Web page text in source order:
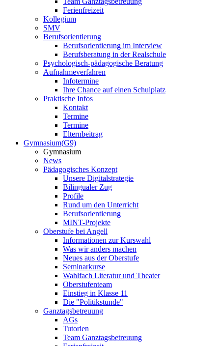
Ferienfreizeit
Kollegium
SMV
Berufsorientierung
Berufsorientierung im Interview
Berufsberatung in der Realschule
Psychologisch-pädagogische Beratung
Aufnahmeverfahren
Infotermine
Ihre Chance auf einen Schulplatz
Praktische Infos
Kontakt
Termine
Termine
Elternbeitrag
Gymnasium(G9)
Gymnasium
News
Pädagogisches Konzept
Unsere Digitalstrategie
Bilingualer Zug
Profile
Rund um den Unterricht
Berufsorientierung
MINT-Projekte
Oberstufe bei Angell
Informationen zur Kurswahl
Was wir anders machen
Neues aus der Oberstufe
Seminarkurse
Wahlfach Literatur und Theater
Oberstufenteam
Einstieg in Klasse 11
Die "Politikstunde"
Ganztagsbetreuung
AGs
Tutorien
Team Ganztagsbetreuung